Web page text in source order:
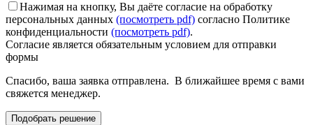
Нажимая на кнопку, Вы даёте согласие на обработку
персональных данных (посмотреть pdf) согласно Политике
конфиденциальности (посмотреть pdf).
Согласие является обязательным условием для отправки
формы
Спасибо, ваша заявка отправлена. В ближайшее время с вами
свяжется менеджер.
Подобрать решение